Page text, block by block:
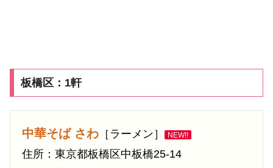
板橋区：1軒
中華そば さわ ［ラーメン］ NEW!!
住所：東京都板橋区中板橋25-14